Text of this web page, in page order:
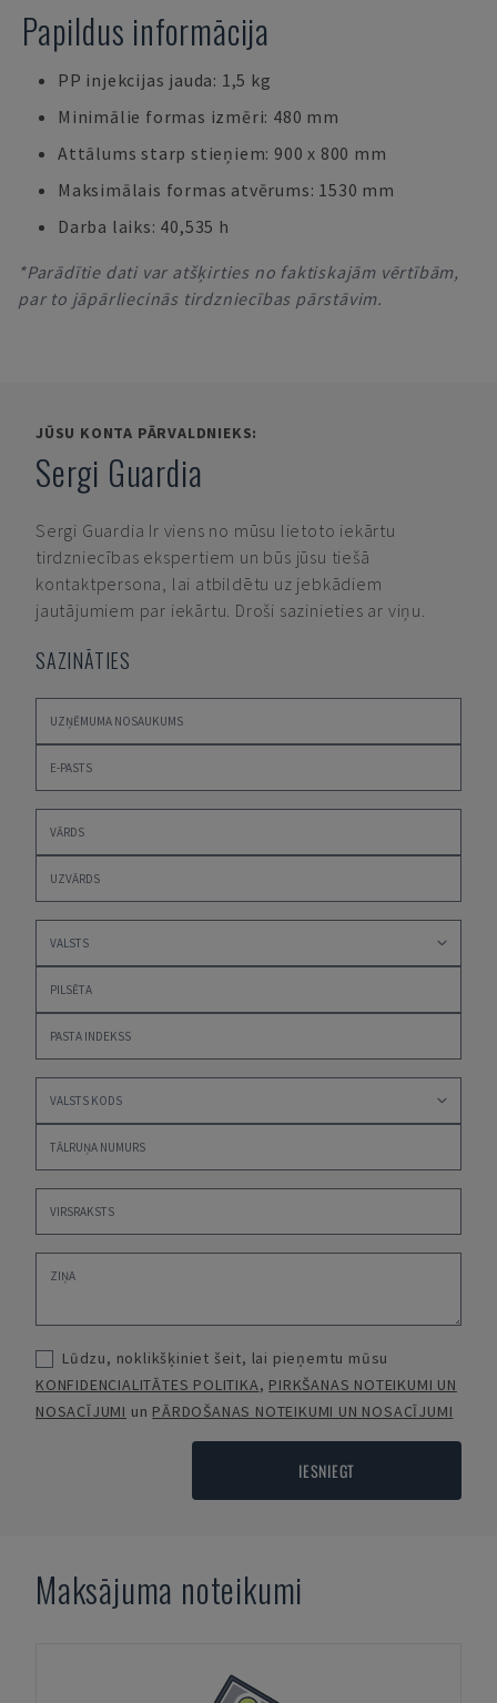
Papildus informācija
PP injekcijas jauda: 1,5 kg
Minimālie formas izmēri: 480 mm
Attālums starp stieņiem: 900 x 800 mm
Maksimālais formas atvērums: 1530 mm
Darba laiks: 40,535 h
*Parādītie dati var atšķirties no faktiskajām vērtībām,
par to jāpārliecinās tirdzniecības pārstāvim.
JŪSU KONTA PĀRVALDNIEKS:
Sergi Guardia
Sergi Guardia Ir viens no mūsu lietoto iekārtu
tirdzniecības ekspertiem un būs jūsu tiešā
kontaktpersona, lai atbildētu uz jebkādiem
jautājumiem par iekārtu. Droši sazinieties ar viņu.
SAZINĀTIES
Lūdzu, noklikšķiniet šeit, lai pieņemtu mūsu
KONFIDENCIALITĀTES POLITIKA, PIRKŠANAS NOTEIKUMI UN
NOSACĪJUMI un PĀRDOŠANAS NOTEIKUMI UN NOSACĪJUMI
IESNIEGT
Maksājuma noteikumi